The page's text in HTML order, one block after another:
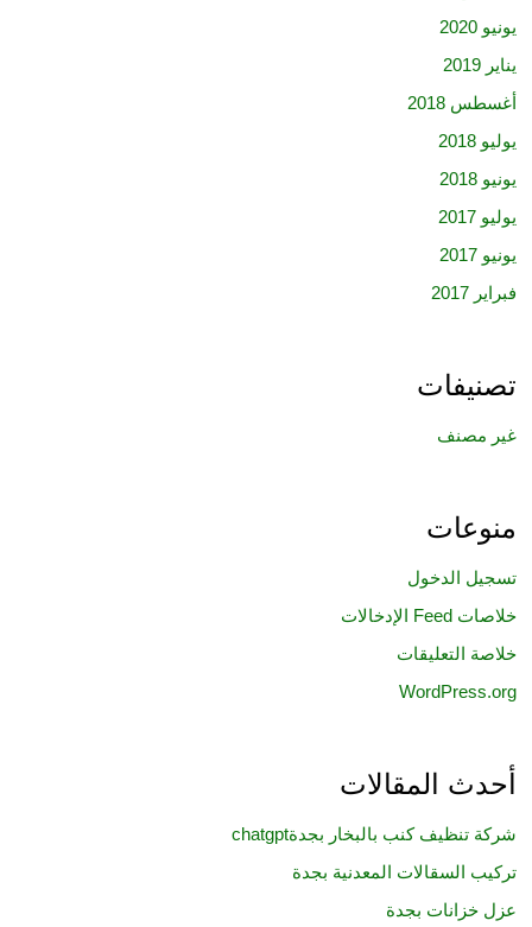
يونيو 2020
يناير 2019
أغسطس 2018
يوليو 2018
يونيو 2018
يوليو 2017
يونيو 2017
فبراير 2017
تصنيفات
غير مصنف
منوعات
تسجيل الدخول
خلاصات Feed الإدخالات
خلاصة التعليقات
WordPress.org
أحدث المقالات
شركة تنظيف كنب بالبخار بجدةchatgpt
تركيب السقالات المعدنية بجدة
عزل خزانات بجدة